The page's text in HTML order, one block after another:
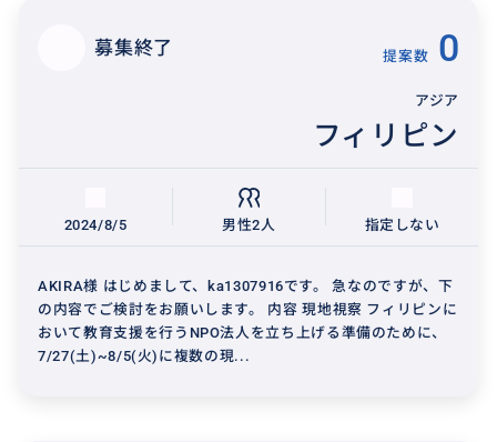
募集終了 提案数 0
アジア
フィリピン
2024/8/5 男性2人 指定しない
AKIRA様 はじめまして、ka1307916です。 急なのですが、下
の内容でご検討をお願いします。 内容 現地視察 フィリピンに
おいて教育支援を行うNPO法人を立ち上げる準備のために、
7/27(土)~8/5(火)に複数の現...